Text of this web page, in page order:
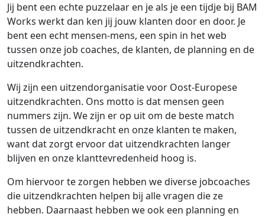
Jij bent een echte puzzelaar en je als je een tijdje bij BAM
Works werkt dan ken jij jouw klanten door en door. Je
bent een echt mensen-mens, een spin in het web
tussen onze job coaches, de klanten, de planning en de
uitzendkrachten.
Wij zijn een uitzendorganisatie voor Oost-Europese
uitzendkrachten. Ons motto is dat mensen geen
nummers zijn. We zijn er op uit om de beste match
tussen de uitzendkracht en onze klanten te maken,
want dat zorgt ervoor dat uitzendkrachten langer
blijven en onze klanttevredenheid hoog is.
Om hiervoor te zorgen hebben we diverse jobcoaches
die uitzendkrachten helpen bij alle vragen die ze
hebben. Daarnaast hebben we ook een planning en